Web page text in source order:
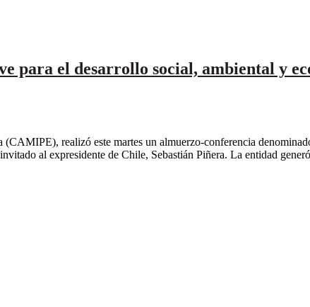
para el desarrollo social, ambiental y
realizó este martes un almuerzo-conferencia
al expresidente de Chile, Sebastián Piñera. La entidad